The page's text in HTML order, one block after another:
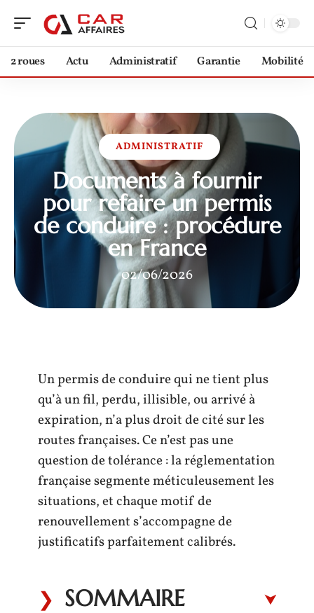
2 roues Actu Administratif Garantie Mobilité
ADMINISTRATIF
Documents à fournir
pour refaire un permis
de conduire : procédure
en France
02/06/2026
Un permis de conduire qui ne tient plus
qu’à un fil, perdu, illisible, ou arrivé à
expiration, n’a plus droit de cité sur les
routes françaises. Ce n’est pas une
question de tolérance : la réglementation
française segmente méticuleusement les
situations, et chaque motif de
renouvellement s’accompagne de
justificatifs parfaitement calibrés.
SOMMAIRE